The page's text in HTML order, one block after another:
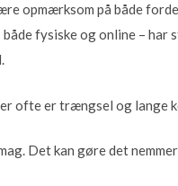
opmærksom på både
fysiske og online – har
ofte er trængsel og lange
Det kan gøre det